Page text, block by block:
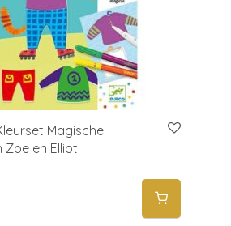
Magische
en Elliot